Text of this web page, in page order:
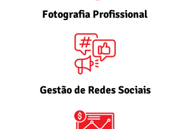
Fotografia Profissional
Gestão de Redes Sociais